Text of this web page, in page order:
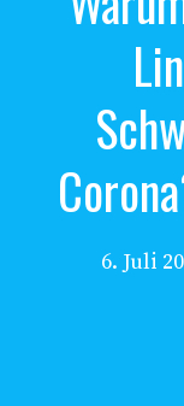
6. Juli